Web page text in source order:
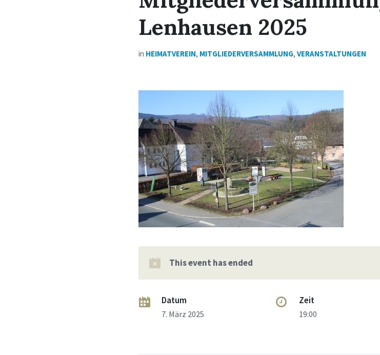
Lenhausen 2025
in HEIMATVEREIN, MITGLIEDERVERSAMMLUNG,VERANSTALTUNGEN
This event has ended
Datum
7. März 2025
Zeit
19:00